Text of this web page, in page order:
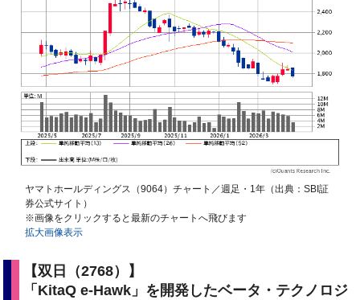
ヤマトホールディングス（9064）チャート／週足・1年（出典：SBI証
券公式サイト）
※画像をクリックすると最新のチャートへ飛びます
拡大画像表示
【双日（2768）】
「KitaQ e-Hawk」を開発したベータ・テクノロジ